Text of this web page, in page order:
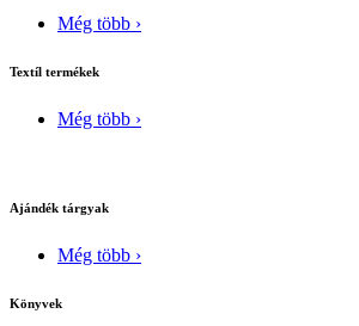
Még több ›
Textíl termékek
Még több ›
Ajándék tárgyak
Még több ›
Könyvek